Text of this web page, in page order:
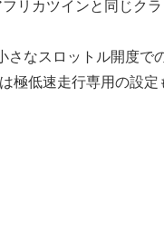
リカツインと同じクラ
さなスロットル開度で
極低速走行専用の設定